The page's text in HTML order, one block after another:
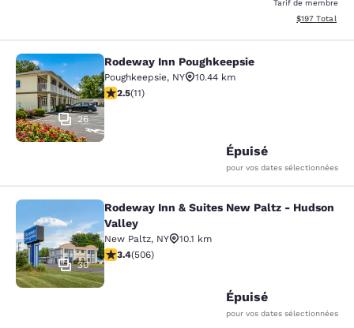
Tarif de membre
Afficher les
$197 Total
Rodeway Inn Poughkeepsie
26
Rodeway Inn Poughkeepsie
Poughkeepsie, NY
10.44 km
2.45 étoiles. Moyen. 11 commentaires
2.5(11)
Épuisé
pour vos dates sélectionnées
Rodeway Inn & Suites New Paltz -
30
Rodeway Inn & Suites New Paltz - Hudson
Valley
New Paltz, NY
10.1 km
3.42 étoiles. Bien. 506 commentaires
3.4(506)
Épuisé
pour vos dates sélectionnées